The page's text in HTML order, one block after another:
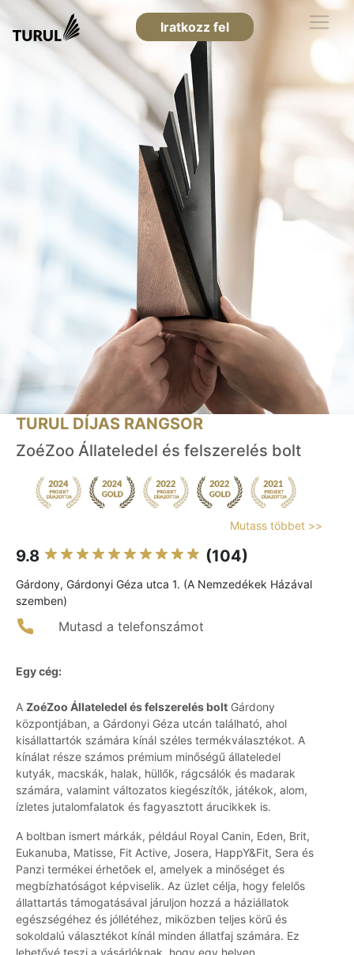
Iratkozz fel
TURUL DÍJAS RANGSOR
ZoéZoo Állateledel és felszerelés bolt
Mutass többet >>
9.8 (104)
Gárdony, Gárdonyi Géza utca 1. (A Nemzedékek Házával
szemben)
Mutasd a telefonszámot
Egy cég:
A ZoéZoo Állateledel és felszerelés bolt Gárdony
központjában, a Gárdonyi Géza utcán található, ahol
kisállattartók számára kínál széles termékválasztékot. A
kínálat része számos prémium minőségű állateledel
kutyák, macskák, halak, hüllők, rágcsálók és madarak
számára, valamint változatos kiegészítők, játékok, alom,
ízletes jutalomfalatok és fagyasztott árucikkek is.
A boltban ismert márkák, például Royal Canin, Eden, Brit,
Eukanuba, Matisse, Fit Active, Josera, HappY&Fit, Sera és
Panzi termékei érhetőek el, amelyek a minőséget és
megbízhatóságot képviselik. Az üzlet célja, hogy felelős
állattartás támogatásával járuljon hozzá a háziállatok
egészségéhez és jóllétéhez, miközben teljes körű és
sokoldalú választékot kínál minden állatfaj számára. Ez
lehetővé teszi a vásárlóknak, hogy egy helyen,